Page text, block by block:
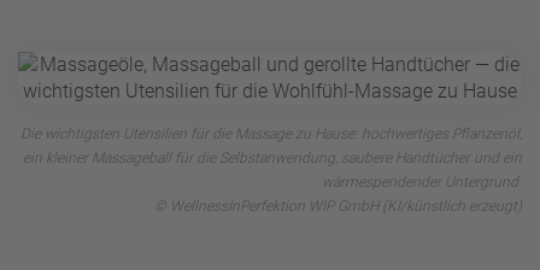
Die wichtigsten Utensilien für die Massage zu Hause: hochwertiges Pflanzenöl,
ein kleiner Massageball für die Selbstanwendung, saubere Handtücher und ein
wärmespendender Untergrund.
© WellnessInPerfektion WIP GmbH (KI/künstlich erzeugt)